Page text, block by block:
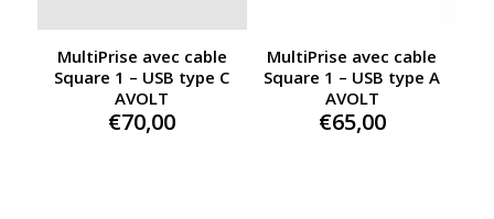
MultiPrise avec cable
Square 1 – USB type C
AVOLT
€70,00
MultiPrise avec cable
Square 1 – USB type A
AVOLT
€65,00